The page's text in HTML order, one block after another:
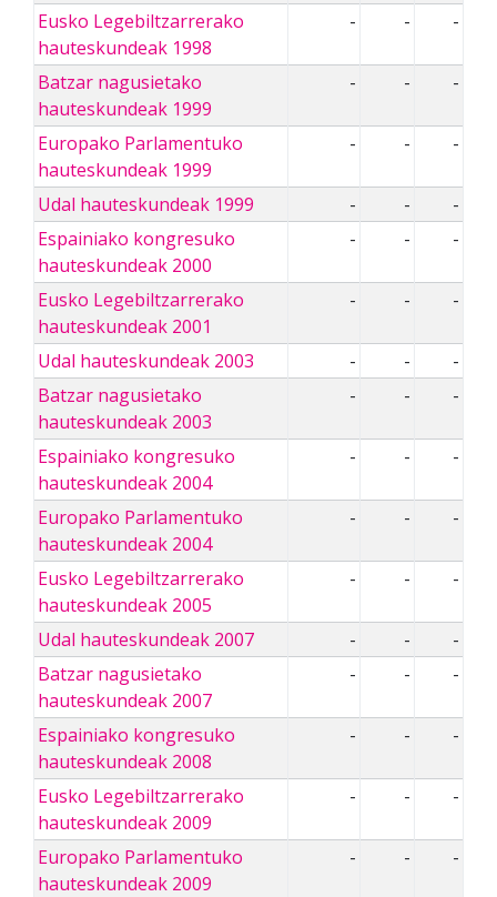
Eusko Legebiltzarrerako
hauteskundeak 1998
- - -
Batzar nagusietako
hauteskundeak 1999
- - -
Europako Parlamentuko
hauteskundeak 1999
- - -
Udal hauteskundeak 1999 - -
-
Espainiako kongresuko
hauteskundeak 2000
- - -
Eusko Legebiltzarrerako
hauteskundeak 2001
- - -
Udal hauteskundeak 2003 - -
-
Batzar nagusietako
hauteskundeak 2003
- - -
Espainiako kongresuko
hauteskundeak 2004
- - -
Europako Parlamentuko
hauteskundeak 2004
- - -
Eusko Legebiltzarrerako
hauteskundeak 2005
- - -
Udal hauteskundeak 2007 - -
-
Batzar nagusietako
hauteskundeak 2007
- - -
Espainiako kongresuko
hauteskundeak 2008
- - -
Eusko Legebiltzarrerako
hauteskundeak 2009
- - -
Europako Parlamentuko
hauteskundeak 2009
- - -